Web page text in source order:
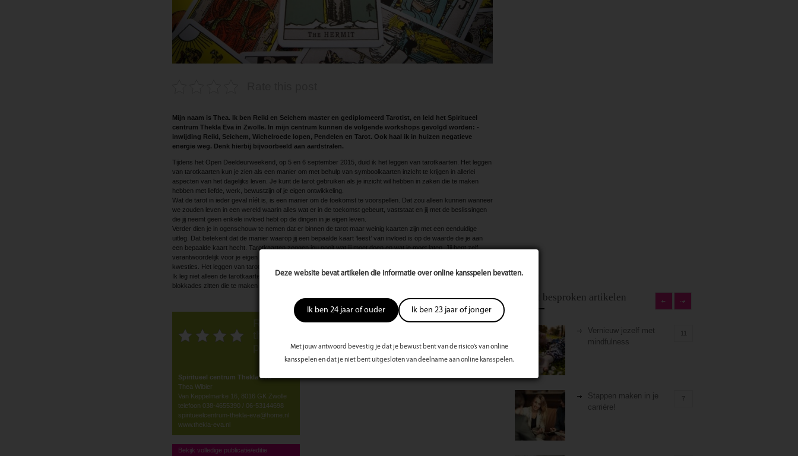
Deze website bevat artikelen die informatie over online kansspelen bevatten.
Ik ben 24 jaar of ouder Ik ben 23 jaar of jonger
Met jouw antwoord bevestig je dat je bewust bent van de risico’s van online
kansspelen en dat je niet bent uitgesloten van deelname aan online kansspelen.
Mijn naam is Thea. Ik ben Reiki en Seichem master en gediplomeerd Tarotist, en leid het Spiritueel
centrum Thekla Eva in Zwolle. In mijn centrum kunnen de volgende workshops gevolgd worden: ­
inwijding Reiki, Seichem, Wichelroede lopen, Pendelen en Tarot. Ook haal ik in huizen negatieve
energie weg. Denk hierbij ­bijvoorbeeld aan aardstralen.
Tijdens het Open Deeldeurweekend, op 5 en 6 september 2015, duid ik het leggen van tarotkaarten. Het leggen
van tarotkaarten kun je zien als een manier om met behulp van symboolkaarten inzicht te krijgen in allerlei
aspecten van het dagelijks leven. Je kunt de tarot gebruiken als je inzicht wil hebben in zaken die te maken
hebben met liefde, werk, bewustzijn of je eigen ontwikkeling.
Wat de tarot in ieder geval níét is, is een manier om de toekomst te voorspellen. Dat zou alleen kunnen wanneer
we zouden leven in een ­wereld waarin alles wat er in de toekomst ­gebeurt, vaststaat en jij met de beslissingen
die jij neemt geen enkele invloed hebt op de dingen in je eigen leven.
Verder dien je in ogenschouw te nemen dat er binnen de tarot maar weinig kaarten zijn met een eenduidige
uitleg. Dat betekent dat de manier waarop jij een bepaalde kaart ‘leest’ van invloed is op de waarde die je aan
een bepaalde kaart hecht. Tarotkaarten zeggen jou nooit wat jij moet doen en wat je moet laten. Jij bent zelf
verantwoordelijk voor je eigen leven. De tarotkaarten kunnen je helpen om inzicht te krijgen in bepaalde
kwesties. Het leggen van tarotkaarten mag nooit de enige allesomvattende leidraad worden in je leven.
Ik leg niet alleen de tarotkaarten, maar via mijn gidsen en de engelen mag ik inzicht ontvangen in waar bij jou de
blokkades zitten die te maken hebben met het thema waar de kaarten voor gelegd worden.
Spiritueel centrum Thekla Eva
Thea Wibier
Van Keppelmarke 16, 8016 GK Zwolle
telefoon 038-4655390 / 06-53144698
spiritueelcentrum-thekla-eva@home.nl
www.thekla-eva.nl
Bekijk volledige publicatie/editie
Meest besproken artikelen
Vernieuw jezelf met
mindfulness
Stappen maken in je
carrière!
7